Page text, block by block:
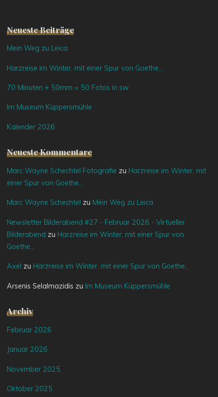
Neueste Beiträge
Mein Weg zu Leica
Harzreise im Winter, mit einer Spur von Goethe…
70 Minuten + 50mm = 50 Fotos in sw
Im Museum Küppersmühle
Kalender 2026
Neueste Kommentare
Marc Wayne Schechtel Fotografie zu Harzreise im Winter, mit
einer Spur von Goethe…
Marc Wayne Schechtel zu Mein Weg zu Leica
Newsletter Bilderabend #27 - Februar 2026 - Virtueller
Bilderabend zu Harzreise im Winter, mit einer Spur von
Goethe…
Axel zu Harzreise im Winter, mit einer Spur von Goethe…
Arsenis Selalmazidis zu Im Museum Küppersmühle
Archiv
Februar 2026
Januar 2026
November 2025
Oktober 2025